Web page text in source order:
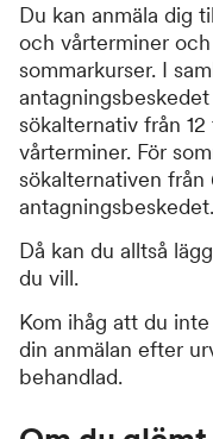
Du kan anmäla dig
och vårterminer
sommarkurser. I
sökalternativ från
vårterminer. För
sökalternativen
antagningsbeskedet.
Då kan du alltså
du vill.
Kom ihåg att du
din anmälan efter
behandlad.